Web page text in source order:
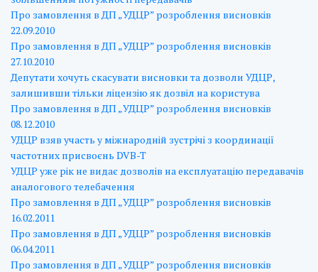
Про замовлення в ДП „УДЦР” розроблення висновків
22.09.2010
Про замовлення в ДП „УДЦР” розроблення висновків
27.10.2010
Депутати хочуть скасувати висновки та дозволи УДЦР,
залишивши тільки ліцензію як дозвіл на користува
Про замовлення в ДП „УДЦР” розроблення висновків
08.12.2010
УДЦР взяв участь у міжнародній зустрічі з координації
частотних присвоєнь DVB-T
УДЦР уже рік не видає дозволів на експлуатацію передавачів
аналогового телебачення
Про замовлення в ДП „УДЦР” розроблення висновків
16.02.2011
Про замовлення в ДП „УДЦР” розроблення висновків
06.04.2011
Про замовлення в ДП „УДЦР” розроблення висновків